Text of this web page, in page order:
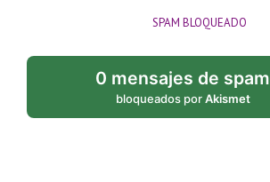
SPAM BLOQUEADO
0 mensajes de spam
bloqueados porAkismet